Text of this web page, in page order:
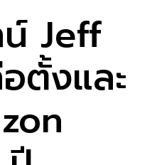
Jeff
ตั้งและ